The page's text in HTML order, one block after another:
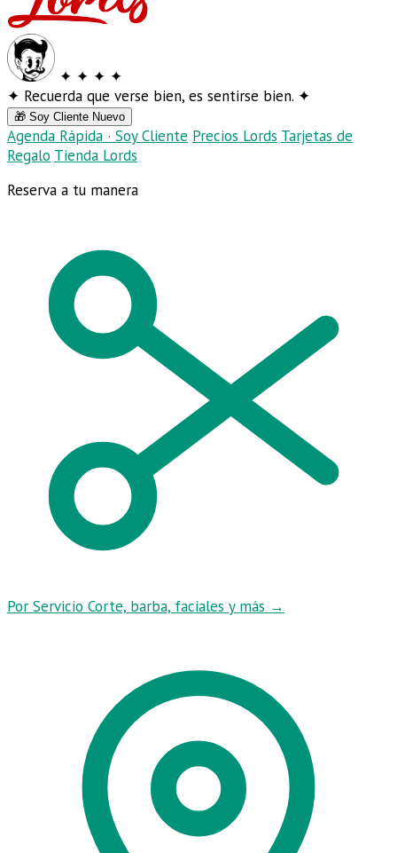
✦ ✦ ✦ ✦
✦ Recuerda que verse bien, es sentirse bien. ✦
🎁 Soy Cliente Nuevo
Agenda Rápida · Soy Cliente Precios Lords Tarjetas de
Regalo Tienda Lords
Reserva a tu manera
Por Servicio Corte, barba, faciales y más →